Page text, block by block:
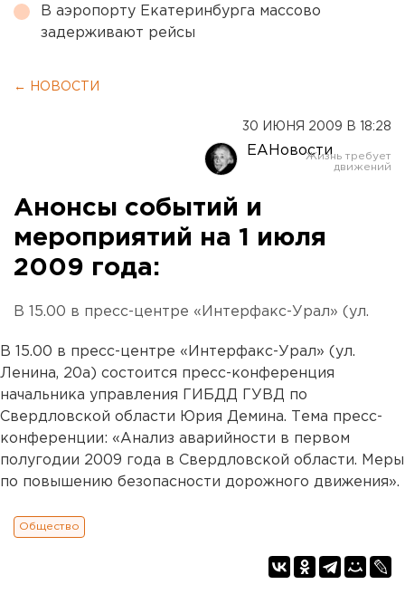
В аэропорту Екатеринбурга массово
задерживают рейсы
← НОВОСТИ
30 ИЮНЯ 2009 В 18:28
ЕАНовости
Анонсы событий и
мероприятий на 1 июля
2009 года:
В 15.00 в пресс-центре «Интерфакс-Урал» (ул.
В 15.00 в пресс-центре «Интерфакс-Урал» (ул.
Ленина, 20а) состоится пресс-конференция
начальника управления ГИБДД ГУВД по
Свердловской области Юрия Демина. Тема пресс-
конференции: «Анализ аварийности в первом
полугодии 2009 года в Свердловской области. Меры
по повышению безопасности дорожного движения».
Общество